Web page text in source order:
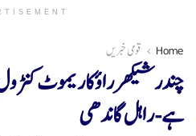
Home قومی خبریں
چندرشیکھر راؤکاریموٹ
ہے-راہل گاندھی